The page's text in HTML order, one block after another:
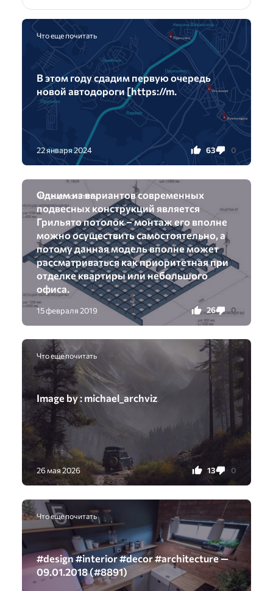
Что еще почитать
В этом году сдадим первую очередь
новой автодороги [https://m.
22 января 2024 63 0
Что еще почитать
Одним из вариантов современных
подвесных конструкций является
Грильято потолок – монтаж его вполне
можно осуществить самостоятельно, а
потому данная модель вполне может
рассматриваться как приоритетная при
отделке квартиры или небольшого
офиса.
15 февраля 2019 26 0
Что еще почитать
Image by : michael_archviz
26 мая 2026 13 0
Что еще почитать
#design #interior #decor #architecture —
09.01.2018 (#8891)